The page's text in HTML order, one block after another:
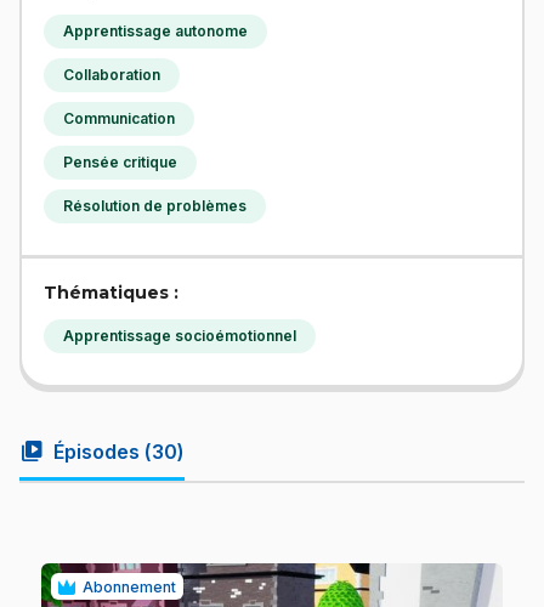
Apprentissage autonome
Collaboration
Communication
Pensée critique
Résolution de problèmes
Thématiques :
Apprentissage socioémotionnel
video_library Épisodes (30)
Abonnement